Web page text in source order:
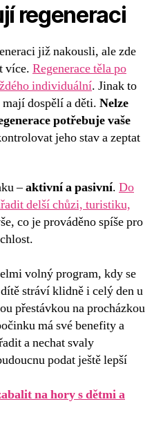
regeneraci
již nakousli, ale zde
více. Regenerace těla po
individuální. Jinak to
dospělí a děti. Nelze
potřebuje vaše
jeho stav a zeptat
–aktivní a pasivní. Do
delší chůzi, turistiku,
co je prováděno spíše pro
volný program, kdy se
stráví klidně i celý den u
přestávkou na procházkou
má své benefity a
a nechat svaly
podat ještě lepší
na hory s dětmi a